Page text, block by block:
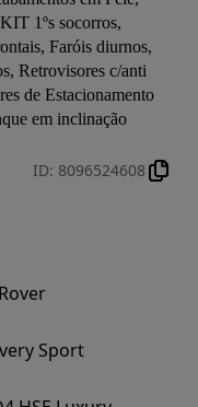
1ºs socorros,
Faróis diurnos,
Retrovisores c/anti
de Estacionamento
em inclinação
ID: 8096524608
Sport